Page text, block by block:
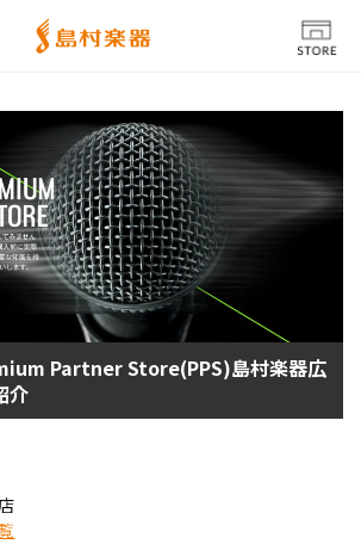
Partner Store(PPS)島村楽器広
介